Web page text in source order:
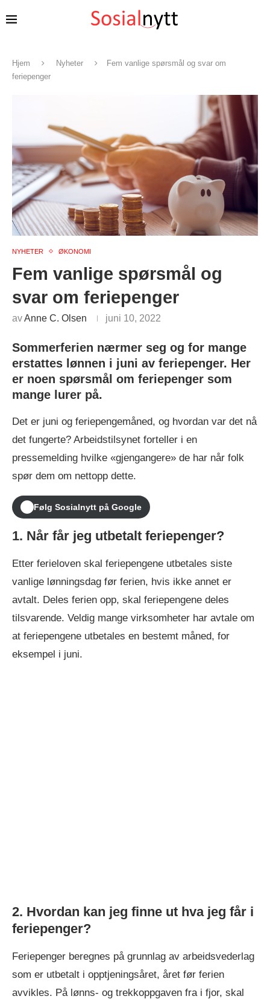
Hjem Nyheter
Fem vanlige spørsmål og svar om
feriepenger
NYHETER ØKONOMI
Fem vanlige spørsmål og
svar om feriepenger
avAnne C. Olsen juni 10, 2022
Sommerferien nærmer seg og for mange
erstattes lønnen i juni av feriepenger. Her
er noen spørsmål om feriepenger som
mange lurer på.
Det er juni og feriepengemåned, og hvordan var det nå
det fungerte? Arbeidstilsynet forteller i en
pressemelding hvilke «gjengangere» de har når folk
spør dem om nettopp dette.
Følg Sosialnytt på Google
1. Når får jeg utbetalt feriepenger?
Etter ferieloven skal feriepengene utbetales siste
vanlige lønningsdag før ferien, hvis ikke annet er
avtalt. Deles ferien opp, skal feriepengene deles
tilsvarende. Veldig mange virksomheter har avtale om
at feriepengene utbetales en bestemt måned, for
eksempel i juni.
2. Hvordan kan jeg finne ut hva jeg får i
feriepenger?
Feriepenger beregnes på grunnlag av arbeidsvederlag
som er utbetalt i opptjeningsåret, året før ferien
avvikles. På lønns- og trekkoppgaven fra i fjor, skal